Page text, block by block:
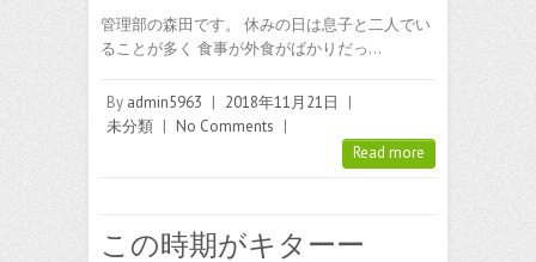
管理部の森田です。 休みの日は息子と二人でい
ることが多く 食事が外食がばかりだっ…
By admin5963 | 2018年11月21日
|
未分類 | No Comments |
Read more
この時期がキターー